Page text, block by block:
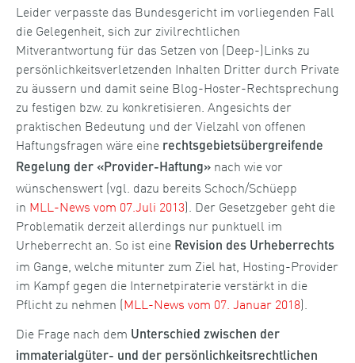
Leider verpasste das Bundesgericht im vorliegenden Fall
die Gelegenheit, sich zur zivilrechtlichen
Mitverantwortung für das Setzen von (Deep-)Links zu
persönlichkeitsverletzenden Inhalten Dritter durch Private
zu äussern und damit seine Blog-Hoster-Rechtsprechung
zu festigen bzw. zu konkretisieren. Angesichts der
praktischen Bedeutung und der Vielzahl von offenen
Haftungsfragen wäre eine rechtsgebietsübergreifende
Regelung der «Provider-Haftung» nach wie vor
wünschenswert (vgl. dazu bereits Schoch/Schüepp
in MLL-News vom 07.Juli 2013). Der Gesetzgeber geht die
Problematik derzeit allerdings nur punktuell im
Urheberrecht an. So ist eine Revision des Urheberrechts
im Gange, welche mitunter zum Ziel hat, Hosting-Provider
im Kampf gegen die Internetpiraterie verstärkt in die
Pflicht zu nehmen (MLL-News vom 07. Januar 2018).
Die Frage nach dem Unterschied zwischen der
immaterialgüter- und der persönlichkeitsrechtlichen